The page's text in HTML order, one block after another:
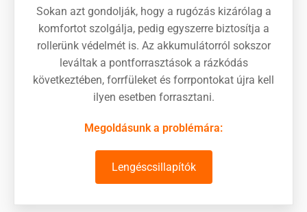
Sokan azt gondolják, hogy a rugózás kizárólag a
komfortot szolgálja, pedig egyszerre biztosítja a
rollerünk védelmét is. Az akkumulátorról sokszor
leváltak a pontforrasztások a rázkódás
következtében, forrfüleket és forrpontokat újra kell
ilyen esetben forrasztani.
Megoldásunk a problémára:
Lengéscsillapítók